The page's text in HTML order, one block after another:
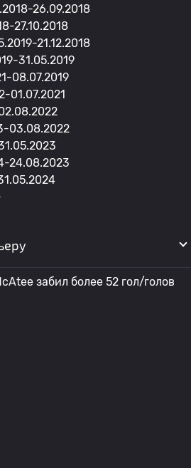
26.09.2018
27.10.2018
21.12.2018
31.05.2019
08.07.2019
01.07.2021
03.08.2022
24.08.2023
забил более 52 гол/голов